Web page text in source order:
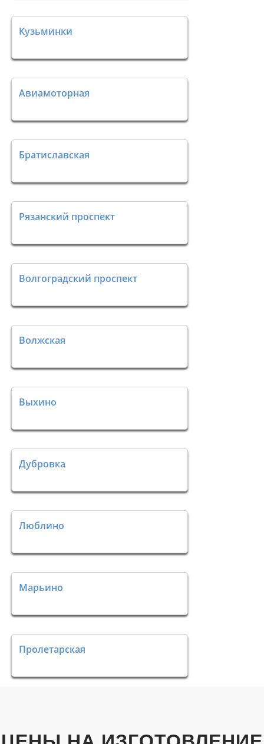
Кузьминки
Авиамоторная
Братиславская
Рязанский проспект
Волгоградский проспект
Волжская
Выхино
Дубровка
Люблино
Марьино
Пролетарская